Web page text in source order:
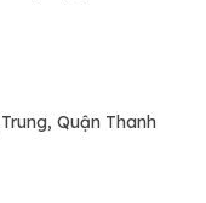
Quận Thanh